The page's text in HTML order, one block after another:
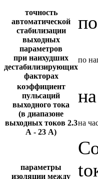
точность
автоматической
стабилизации
выходных
параметров
при наихудших
дестабилизирующих
факторах
по
коэффициент
пульсаций
выходного тока
(в диапазоне
выходных токов 2.3
А - 23 А)
на
параметры
изоляции между